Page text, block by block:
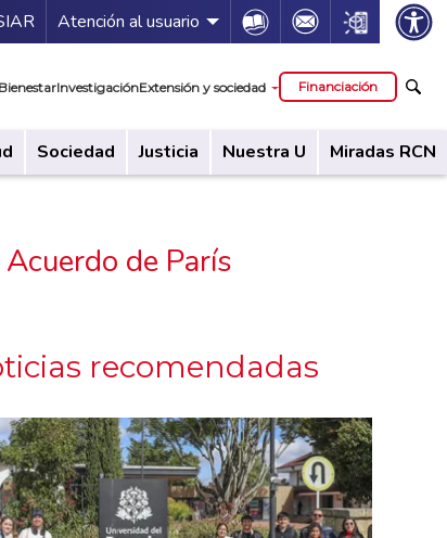
de servicios
Atención al usuario Icon Icon Icon
InvestigaciónExtensión y sociedad Financiación
Sociedad Justicia Nuestra U Miradas RCN
de París
recomendadas